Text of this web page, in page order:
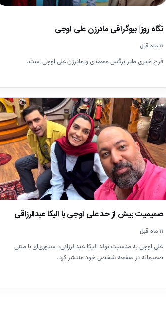
نگاه روز| بیوگرافی مادرزن علی اوجی
۱۱ ماه قبل
فرح خیری مادر نرگس محمدی و مادرزن علی اوجی است.
اخبار
صمیمیت بیش از حد علی اوجی با الیکا عبدالرزاقی
۱۱ ماه قبل
علی اوجی به مناسبت تولد الیکا عبدالرزاقی، استوری‌ای با متنی
صمیمانه در صفحه شخصی خود منتشر کرد.